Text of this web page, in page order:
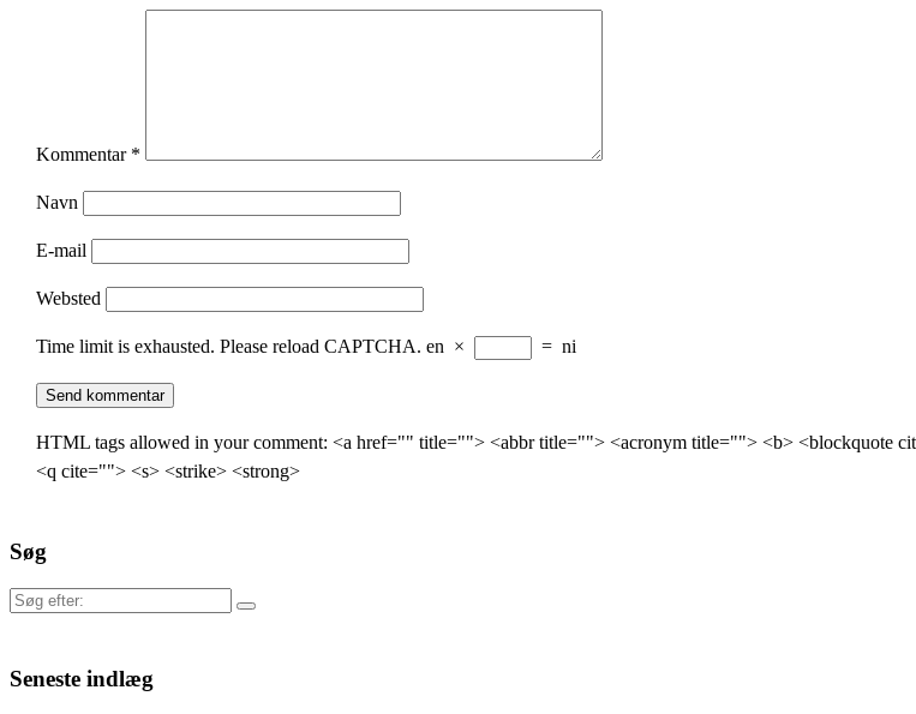
Kommentar *
Navn
E-mail
Websted
Time limit is exhausted. Please reload CAPTCHA. en × = ni
HTML tags allowed in your comment: <a href="" title=""> <abbr title=""> <acronym title=""> <b> <blockquote
<q cite=""> <s> <strike> <strong>
Søg
Søg
Seneste indlæg